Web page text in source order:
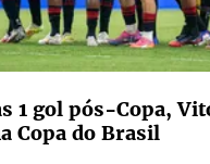
1 gol pós-Copa,
Copa do Brasil